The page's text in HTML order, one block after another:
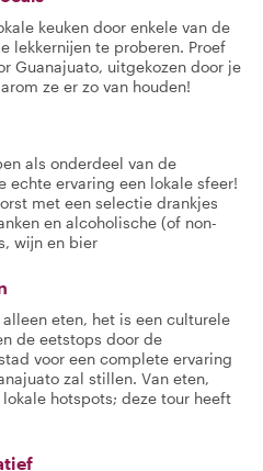
keuken door enkele van de
lekkernijen te proberen. Proef
Guanajuato, uitgekozen door je
ze er zo van houden!
als onderdeel van de
echte ervaring een lokale sfeer!
met een selectie drankjes
en alcoholische (of non-
wijn en bier
eten, het is een culturele
de eetstops door de
voor een complete ervaring
zal stillen. Van eten,
hotspots; deze tour heeft